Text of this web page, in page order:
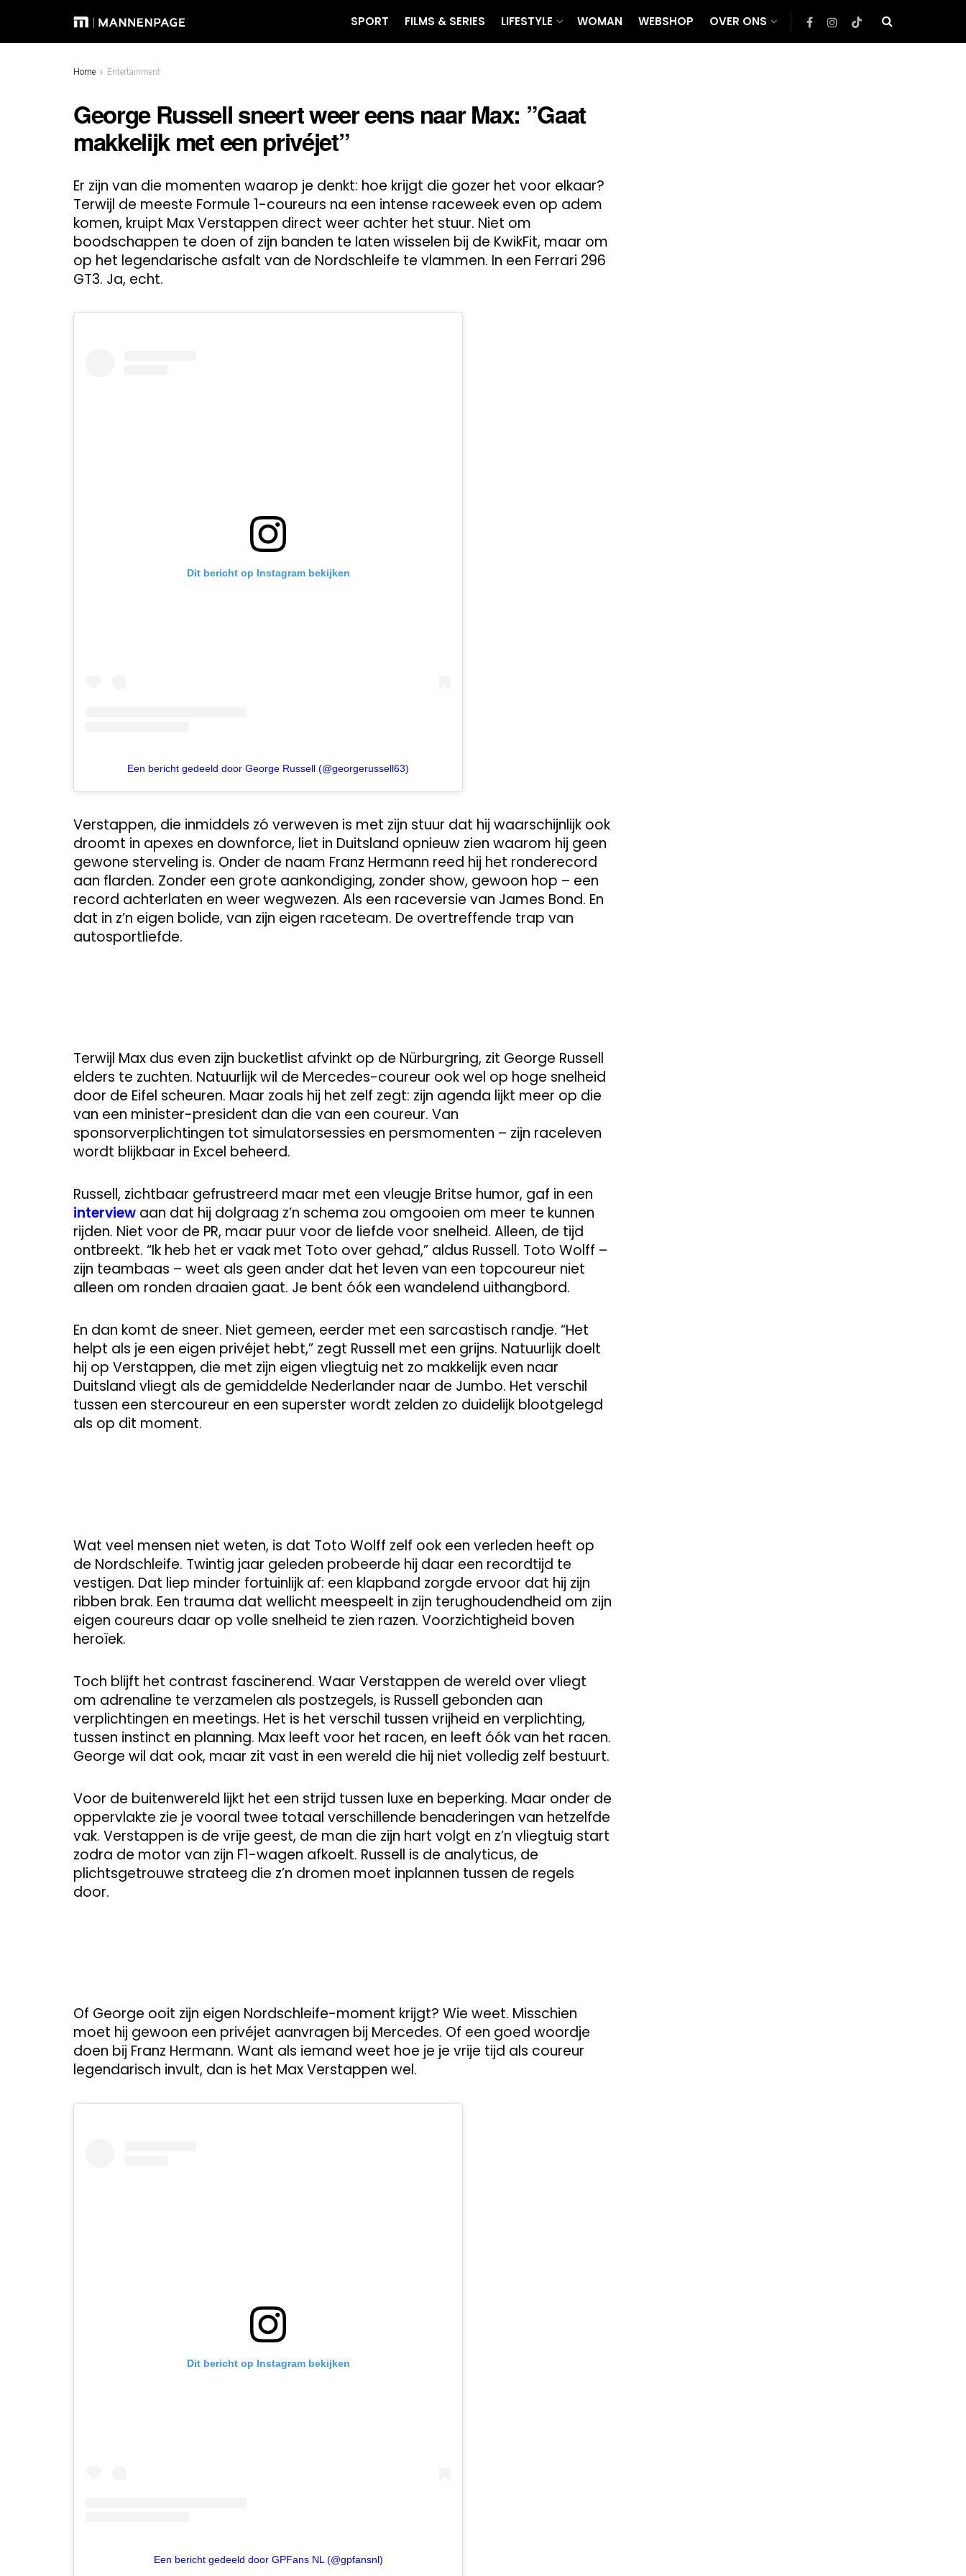
SPORT FILMS & SERIES LIFESTYLE WOMAN WEBSHOP OVER ONS
Home Entertainment
George Russell sneert weer eens naar Max: ”Gaat
makkelijk met een privéjet”
Er zijn van die momenten waarop je denkt: hoe krijgt die gozer het voor elkaar?
Terwijl de meeste Formule 1-coureurs na een intense raceweek even op adem
komen, kruipt Max Verstappen direct weer achter het stuur. Niet om
boodschappen te doen of zijn banden te laten wisselen bij de KwikFit, maar om
op het legendarische asfalt van de Nordschleife te vlammen. In een Ferrari 296
GT3. Ja, echt.
Dit bericht op Instagram bekijken
Een bericht gedeeld door George Russell (@georgerussell63)
Verstappen, die inmiddels zó verweven is met zijn stuur dat hij waarschijnlijk ook
droomt in apexes en downforce, liet in Duitsland opnieuw zien waarom hij geen
gewone sterveling is. Onder de naam Franz Hermann reed hij het ronderecord
aan flarden. Zonder een grote aankondiging, zonder show, gewoon hop – een
record achterlaten en weer wegwezen. Als een raceversie van James Bond. En
dat in z’n eigen bolide, van zijn eigen raceteam. De overtreffende trap van
autosportliefde.
Terwijl Max dus even zijn bucketlist afvinkt op de Nürburgring, zit George Russell
elders te zuchten. Natuurlijk wil de Mercedes-coureur ook wel op hoge snelheid
door de Eifel scheuren. Maar zoals hij het zelf zegt: zijn agenda lijkt meer op die
van een minister-president dan die van een coureur. Van
sponsorverplichtingen tot simulatorsessies en persmomenten – zijn raceleven
wordt blijkbaar in Excel beheerd.
Russell, zichtbaar gefrustreerd maar met een vleugje Britse humor, gaf in een
interview aan dat hij dolgraag z’n schema zou omgooien om meer te kunnen
rijden. Niet voor de PR, maar puur voor de liefde voor snelheid. Alleen, de tijd
ontbreekt. “Ik heb het er vaak met Toto over gehad,” aldus Russell. Toto Wolff –
zijn teambaas – weet als geen ander dat het leven van een topcoureur niet
alleen om ronden draaien gaat. Je bent óók een wandelend uithangbord.
En dan komt de sneer. Niet gemeen, eerder met een sarcastisch randje. “Het
helpt als je een eigen privéjet hebt,” zegt Russell met een grijns. Natuurlijk doelt
hij op Verstappen, die met zijn eigen vliegtuig net zo makkelijk even naar
Duitsland vliegt als de gemiddelde Nederlander naar de Jumbo. Het verschil
tussen een stercoureur en een superster wordt zelden zo duidelijk blootgelegd
als op dit moment.
Wat veel mensen niet weten, is dat Toto Wolff zelf ook een verleden heeft op
de Nordschleife. Twintig jaar geleden probeerde hij daar een recordtijd te
vestigen. Dat liep minder fortuinlijk af: een klapband zorgde ervoor dat hij zijn
ribben brak. Een trauma dat wellicht meespeelt in zijn terughoudendheid om zijn
eigen coureurs daar op volle snelheid te zien razen. Voorzichtigheid boven
heroïek.
Toch blijft het contrast fascinerend. Waar Verstappen de wereld over vliegt
om adrenaline te verzamelen als postzegels, is Russell gebonden aan
verplichtingen en meetings. Het is het verschil tussen vrijheid en verplichting,
tussen instinct en planning. Max leeft voor het racen, en leeft óók van het racen.
George wil dat ook, maar zit vast in een wereld die hij niet volledig zelf bestuurt.
Voor de buitenwereld lijkt het een strijd tussen luxe en beperking. Maar onder de
oppervlakte zie je vooral twee totaal verschillende benaderingen van hetzelfde
vak. Verstappen is de vrije geest, de man die zijn hart volgt en z’n vliegtuig start
zodra de motor van zijn F1-wagen afkoelt. Russell is de analyticus, de
plichtsgetrouwe strateeg die z’n dromen moet inplannen tussen de regels
door.
Of George ooit zijn eigen Nordschleife-moment krijgt? Wie weet. Misschien
moet hij gewoon een privéjet aanvragen bij Mercedes. Of een goed woordje
doen bij Franz Hermann. Want als iemand weet hoe je je vrije tijd als coureur
legendarisch invult, dan is het Max Verstappen wel.
Dit bericht op Instagram bekijken
Een bericht gedeeld door GPFans NL (@gpfansnl)